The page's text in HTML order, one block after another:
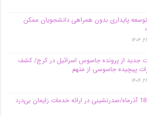
پایداری بدون همراهی دانشجویان ممکن
جدید از پرونده جاسوس اسرائیل در کرج/‌ کشف
پیچیده جاسوسی از متهم